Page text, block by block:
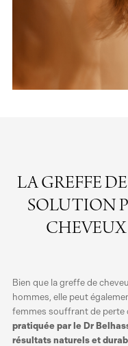
LA GREFFE
SOLUTION
Bien que la greffe de
hommes, elle peut
femmes souffrant de perte
pratiquée par le Dr
résultats naturels et